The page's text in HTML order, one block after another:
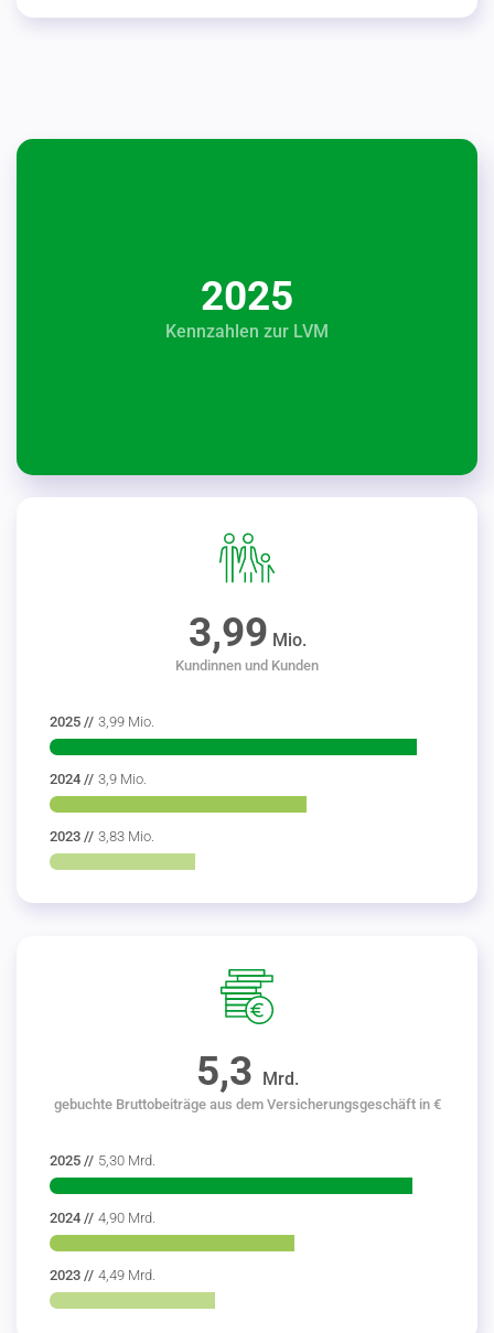
2025
Kennzahlen zur LVM
3,99 Mio.
Kundinnen und Kunden
2025 // 3,99 Mio.
2024 // 3,9 Mio.
2023 // 3,83 Mio.
5,3 Mrd.
gebuchte Bruttobeiträge aus dem Versicherungsgeschäft in €
2025 // 5,30 Mrd.
2024 // 4,90 Mrd.
2023 // 4,49 Mrd.